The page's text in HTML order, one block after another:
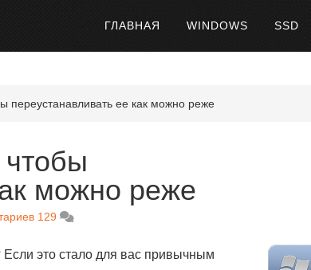
ГЛАВНАЯ WINDOWS SSD
переустанавливать ее как можно реже
чтобы
можно реже
129
Если это стало для вас привычным